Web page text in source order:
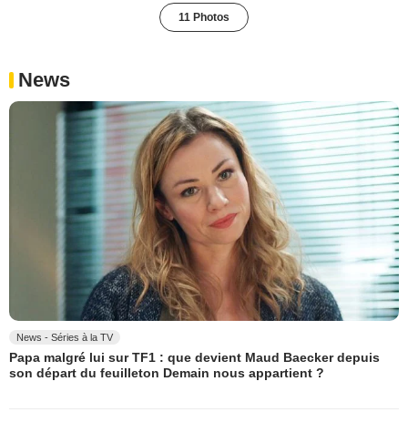
11 Photos
News
News - Séries à la TV
Papa malgré lui sur TF1 : que devient Maud Baecker depuis
son départ du feuilleton Demain nous appartient ?